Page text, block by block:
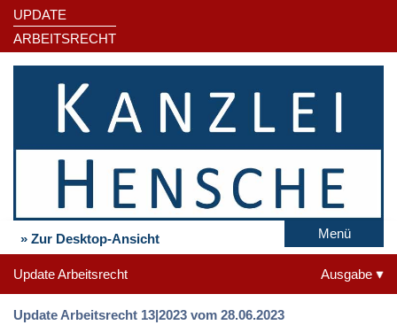
UPDATE
ARBEITSRECHT
» Zur Desktop-Ansicht Menü
Update Arbeitsrecht Ausgabe
Update Arbeitsrecht 13|2023 vom 28.06.2023